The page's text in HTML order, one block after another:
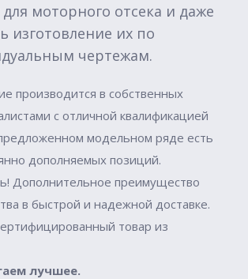
моторного отсека и даже
изготовление их по
чертежам.
производится в собственных
с отличной квалификацией
модельном ряде есть
дополняемых позиций.
Дополнительное преимущество
в быстрой и надежной доставке.
товар из
лучшее.